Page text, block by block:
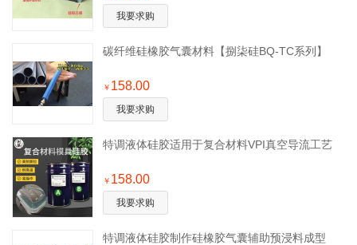
我要求购
碳纤维硅橡胶气囊材料【捌柒硅BQ-TC系列】
￥ 158.00
我要求购
特调液体硅胶适用于复合材料VPI真空导流工艺
￥ 158.00
我要求购
特调液体硅胶制作硅橡胶气囊辅助预浸料成型